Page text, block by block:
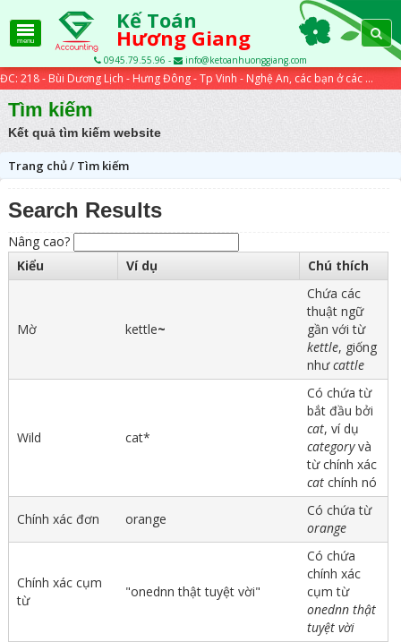
menu
Kế Toán
Hương Giang
0945.79.55.96 - info@ketoanhuonggiang.com
ĐC: 218 - Bùi Dương Lịch - Hưng Đông - Tp Vinh - Nghệ An, các bạn ở các tỉnh xa có thể học trực tuyến qua các bài viết trên website...
Tìm kiếm
Kết quả tìm kiếm website
Trang chủ/ Tìm kiếm
Search Results
Nâng cao?
Kiểu
Ví dụ Chú thích
Mờ kettle~
Chứa các
thuật ngữ
gần với từ
kettle, giống
nhưcattle
Wild cat*
Có chứa từ
bắt đầu bởi
cat, ví dụ
categoryvà
từ chính xác
catchính nó
Chính xác đơn orange
Có chứa từ
orange
Chính xác cụm
từ
"onednn thật tuyệt vời"
Có chứa
chính xác
cụm từ
onednn thật
tuyệt vời